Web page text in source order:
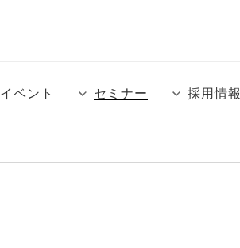
イベント セミナー 採用情報